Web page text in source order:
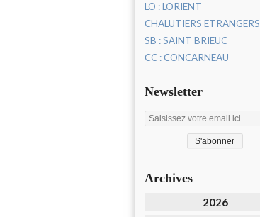
LO : LORIENT
CHALUTIERS ETRANGERS
SB : SAINT BRIEUC
CC : CONCARNEAU
Newsletter
Archives
2026